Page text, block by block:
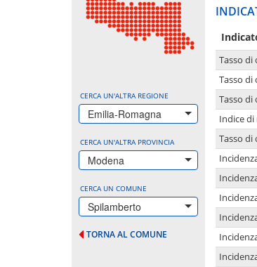
CERCA UN'ALTRA REGIONE
Emilia-Romagna
CERCA UN'ALTRA PROVINCIA
Modena
CERCA UN COMUNE
Spilamberto
TORNA AL COMUNE
Tasso di
Tasso di
Tasso di
Indice
Tasso di